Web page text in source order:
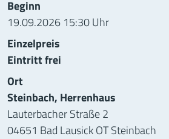
Informationen zur
Beginn
19.09.2026 15:30 Uhr
Einzelpreis
Eintritt frei
Ort
Steinbach, Herrenhaus
Lauterbacher Straße 2
04651 Bad Lausick OT Steinbach